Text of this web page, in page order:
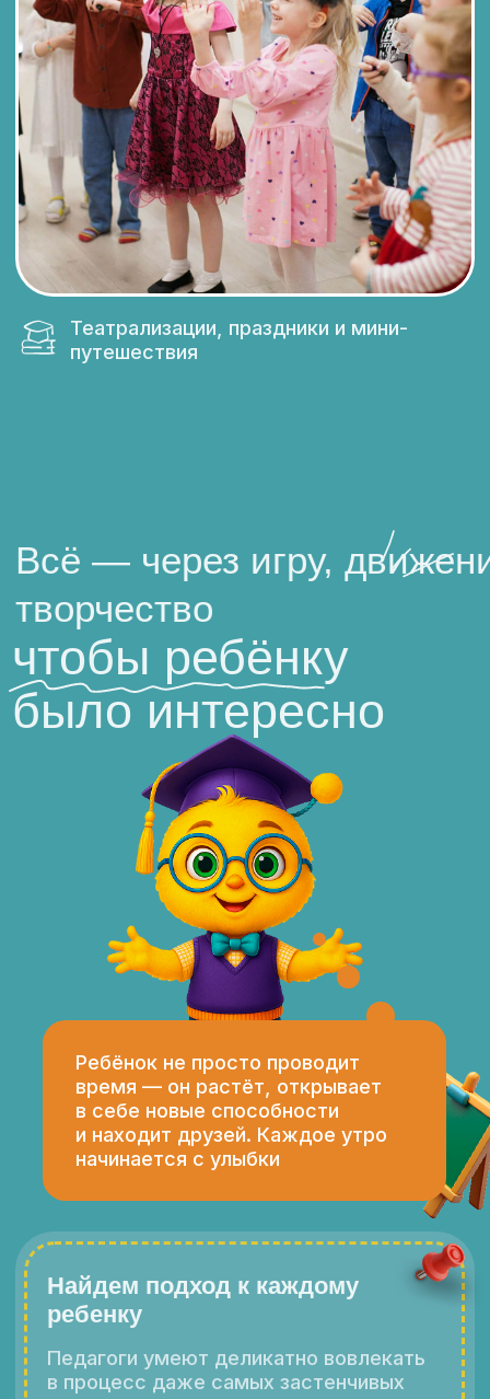
и ждут следующей
Оформляем налоговый
вычет
Можно оплатить мат.
Стоимость:
Абонемент на 1 неделю
Пакет более 5 недель
20 900р.*
Пакет от 2 до 5 недель
С 1 апреля повышение цен!
21 900р.* 22 900р.
Мини-группы до 10 человек
*Цена за 1 неделю в пакете
Каждый день — новая тема
Получить подробную презентацию